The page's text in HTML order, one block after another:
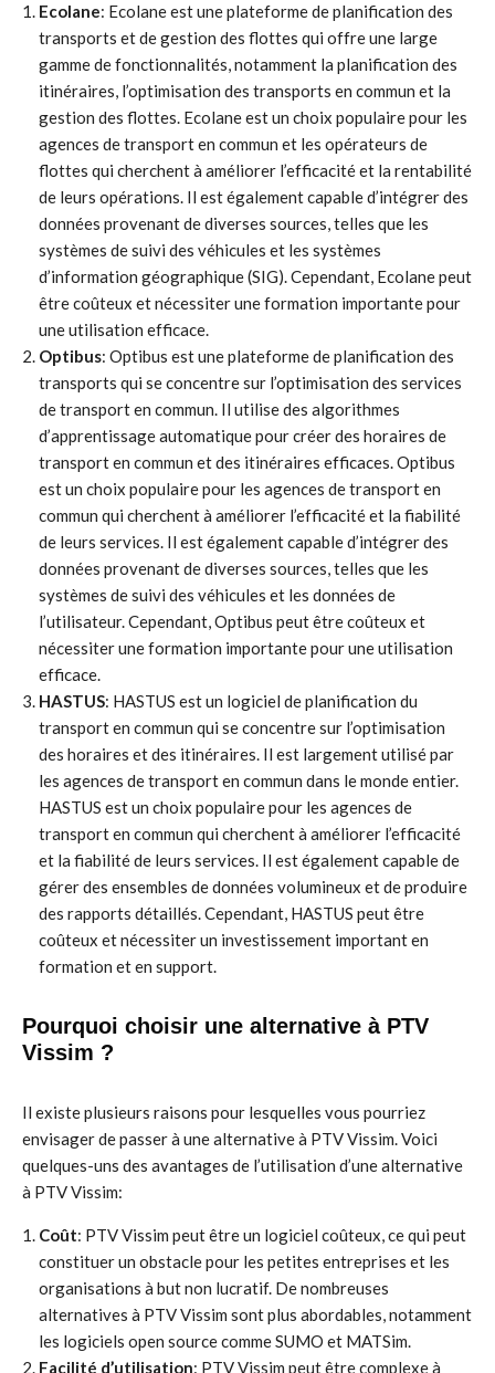
Ecolane: Ecolane est une plateforme de planification des
transports et de gestion des flottes qui offre une large
gamme de fonctionnalités, notamment la planification des
itinéraires, l’optimisation des transports en commun et la
gestion des flottes. Ecolane est un choix populaire pour les
agences de transport en commun et les opérateurs de
flottes qui cherchent à améliorer l’efficacité et la rentabilité
de leurs opérations. Il est également capable d’intégrer des
données provenant de diverses sources, telles que les
systèmes de suivi des véhicules et les systèmes
d’information géographique (SIG). Cependant, Ecolane peut
être coûteux et nécessiter une formation importante pour
une utilisation efficace.
Optibus: Optibus est une plateforme de planification des
transports qui se concentre sur l’optimisation des services
de transport en commun. Il utilise des algorithmes
d’apprentissage automatique pour créer des horaires de
transport en commun et des itinéraires efficaces. Optibus
est un choix populaire pour les agences de transport en
commun qui cherchent à améliorer l’efficacité et la fiabilité
de leurs services. Il est également capable d’intégrer des
données provenant de diverses sources, telles que les
systèmes de suivi des véhicules et les données de
l’utilisateur. Cependant, Optibus peut être coûteux et
nécessiter une formation importante pour une utilisation
efficace.
HASTUS: HASTUS est un logiciel de planification du
transport en commun qui se concentre sur l’optimisation
des horaires et des itinéraires. Il est largement utilisé par
les agences de transport en commun dans le monde entier.
HASTUS est un choix populaire pour les agences de
transport en commun qui cherchent à améliorer l’efficacité
et la fiabilité de leurs services. Il est également capable de
gérer des ensembles de données volumineux et de produire
des rapports détaillés. Cependant, HASTUS peut être
coûteux et nécessiter un investissement important en
formation et en support.
Pourquoi choisir une alternative à PTV
Vissim ?
Il existe plusieurs raisons pour lesquelles vous pourriez
envisager de passer à une alternative à PTV Vissim. Voici
quelques-uns des avantages de l’utilisation d’une alternative
à PTV Vissim:
Coût: PTV Vissim peut être un logiciel coûteux, ce qui peut
constituer un obstacle pour les petites entreprises et les
organisations à but non lucratif. De nombreuses
alternatives à PTV Vissim sont plus abordables, notamment
les logiciels open source comme SUMO et MATSim.
Facilité d’utilisation: PTV Vissim peut être complexe à